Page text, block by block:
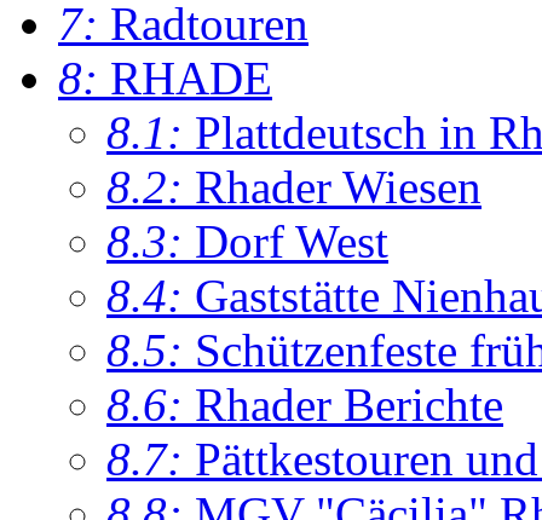
7: Radtouren
8: RHADE
8.1: Plattdeutsch in
8.2: Rhader Wiesen
8.3: Dorf West
8.4: Gaststätte
8.5: Schützenfeste
8.6: Rhader Berichte
8.7: Pättkestouren